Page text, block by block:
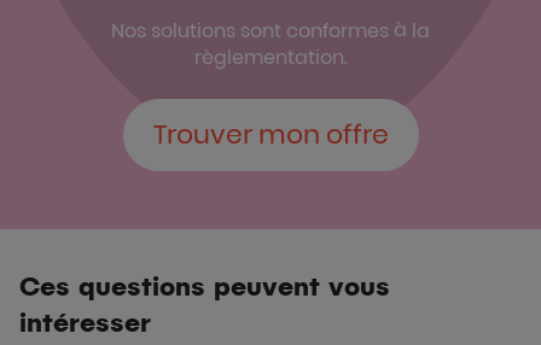
Nos solutions sont conformes à la
règlementation.
Trouver mon offre
Ces questions peuvent vous
intéresser